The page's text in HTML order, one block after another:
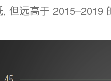
但远高于 2015–2019